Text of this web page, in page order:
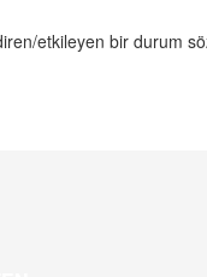
etkileyen bir durum